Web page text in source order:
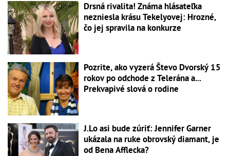
Drsná rivalita! Známa hlásateľka
nezniesla krásu Tekelyovej: Hrozné,
čo jej spravila na konkurze
Pozrite, ako vyzerá Števo Dvorský 15
rokov po odchode z Telerána a...
Prekvapivé slová o rodine
J.Lo asi bude zúriť: Jennifer Garner
ukázala na ruke obrovský diamant, je
od Bena Afflecka?